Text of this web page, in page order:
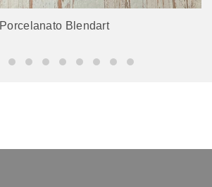
Porcelanato Blendart